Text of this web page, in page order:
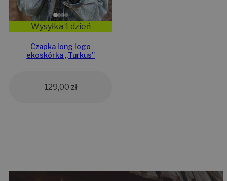
Wysyłka 1 dzień
Czapka long logo
ekoskórka „Turkus”
129,00 zł